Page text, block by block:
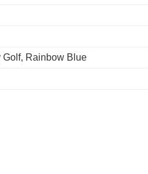
Golf, Rainbow Blue